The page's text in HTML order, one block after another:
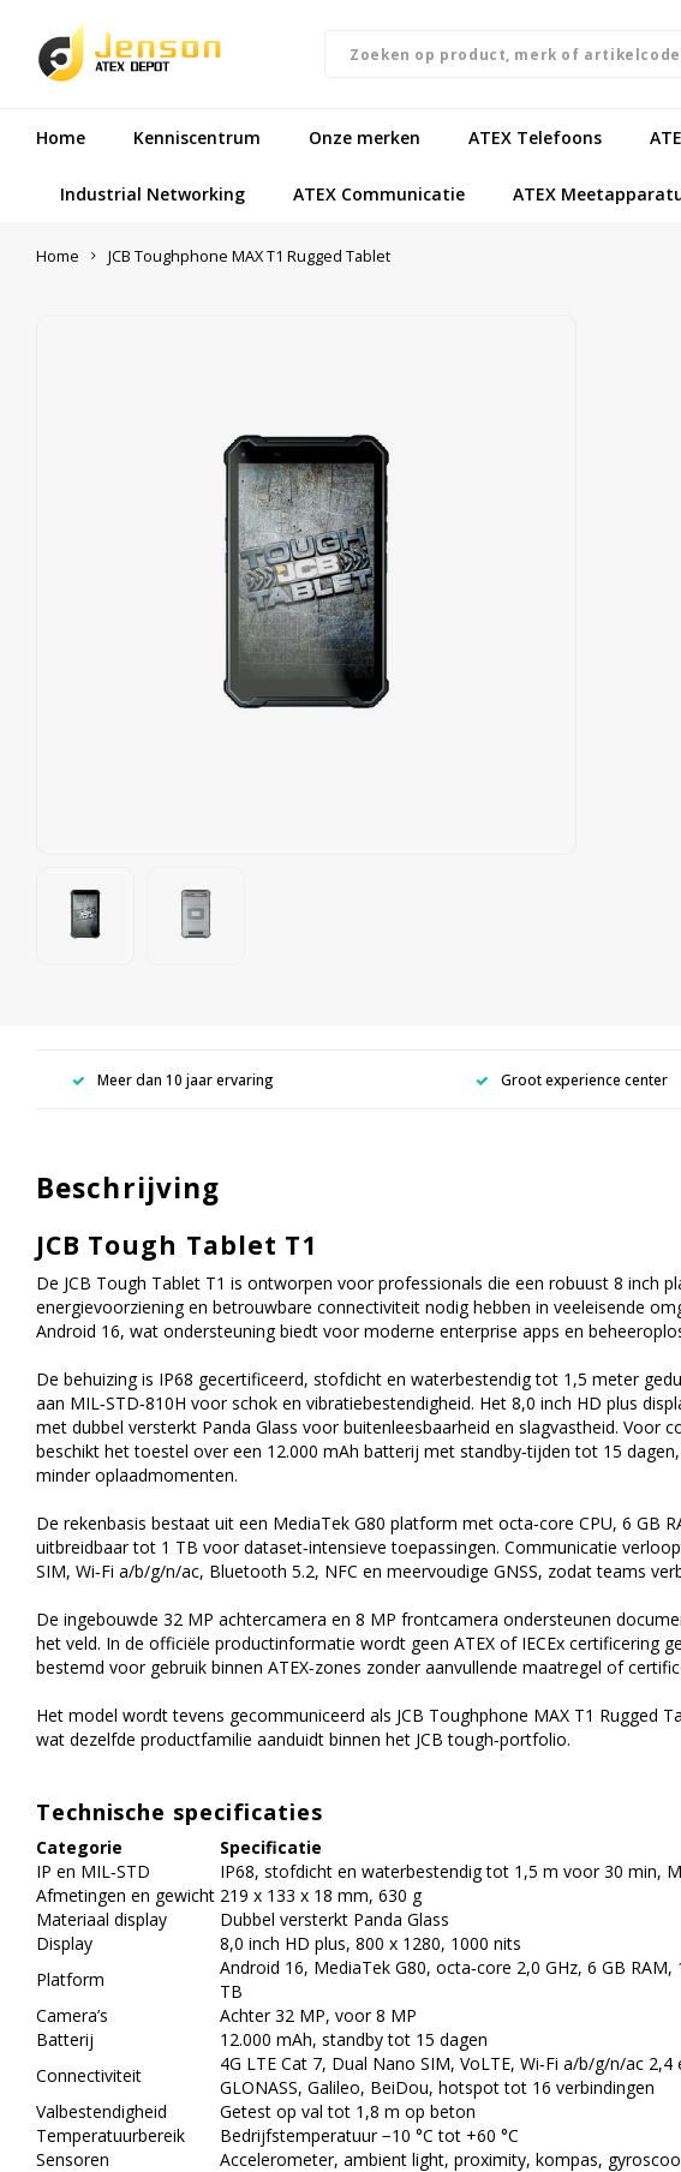
Home Kenniscentrum Onze merken ATEX Telefoons
Industrial Networking ATEX Communicatie ATEX
Home JCB Toughphone MAX T1 Rugged Tablet
Meer dan 10 jaar ervaring Groot experience center
Beschrijving
JCB Tough Tablet T1
De JCB Tough Tablet T1 is ontworpen voor professionals die een robuust 8 inch
energievoorziening en betrouwbare connectiviteit nodig hebben in veeleisende
Android 16, wat ondersteuning biedt voor moderne enterprise apps en
De behuizing is IP68 gecertificeerd, stofdicht en waterbestendig tot 1,5 meter
aan MIL‑STD‑810H voor schok en vibratiebestendigheid. Het 8,0 inch HD plus
met dubbel versterkt Panda Glass voor buitenleesbaarheid en slagvastheid. Voor
beschikt het toestel over een 12.000 mAh batterij met standby‑tijden tot 15
minder oplaadmomenten.
De rekenbasis bestaat uit een MediaTek G80 platform met octa‑core CPU, 6 GB
uitbreidbaar tot 1 TB voor dataset‑intensieve toepassingen. Communicatie
SIM, Wi‑Fi a/b/g/n/ac, Bluetooth 5.2, NFC en meervoudige GNSS, zodat teams
De ingebouwde 32 MP achtercamera en 8 MP frontcamera ondersteunen
het veld. In de officiële productinformatie wordt geen ATEX of IECEx certificering
bestemd voor gebruik binnen ATEX‑zones zonder aanvullende maatregel of
Het model wordt tevens gecommuniceerd als JCB Toughphone MAX T1 Rugged
wat dezelfde productfamilie aanduidt binnen het JCB tough‑portfolio.
Technische specificaties
Categorie
Specificatie
IP en MIL‑STD
IP68, stofdicht en waterbestendig tot 1,5 m voor 30 min,
Afmetingen en gewicht 219 x 133 x 18 mm, 630 g
Materiaal display
Dubbel versterkt Panda Glass
Display
8,0 inch HD plus, 800 x 1280, 1000 nits
Platform
Android 16, MediaTek G80, octa‑core 2,0 GHz, 6 GB
TB
Camera’s
Achter 32 MP, voor 8 MP
Batterij
12.000 mAh, standby tot 15 dagen
Connectiviteit
4G LTE Cat 7, Dual Nano SIM, VoLTE, Wi‑Fi a/b/g/n/ac 2,4
GLONASS, Galileo, BeiDou, hotspot tot 16 verbindingen
Valbestendigheid
Getest op val tot 1,8 m op beton
Temperatuurbereik
Bedrijfstemperatuur −10 °C tot +60 °C
Sensoren
Accelerometer, ambient light, proximity, kompas,